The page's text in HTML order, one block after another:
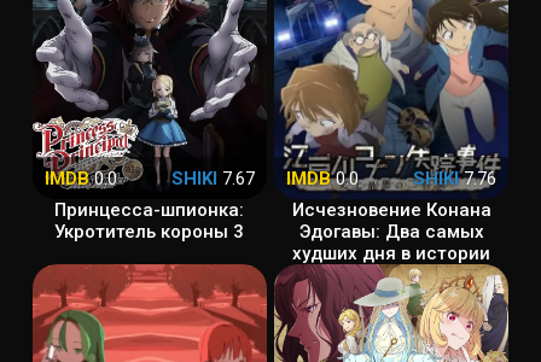
IMDB0.0 SHIKI 7.67
Принцесса-шпионка:
Укротитель короны 3
IMDB0.0 SHIKI7.76
Исчезновение Конана
Эдогавы: Два самых
худших дня в истории